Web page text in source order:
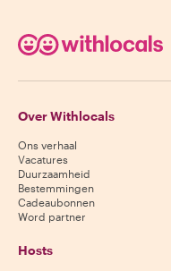
Over Withlocals
Ons verhaal
Vacatures
Duurzaamheid
Bestemmingen
Cadeaubonnen
Word partner
Hosts